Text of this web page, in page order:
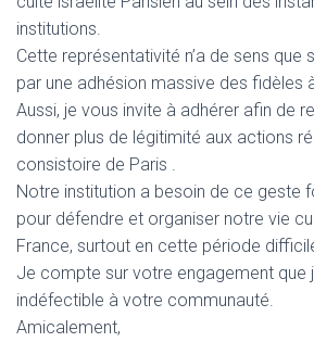
institutions.
Cette représentativité n’a de sens que
par une adhésion massive des fidèles
Aussi, je vous invite à adhérer afin de
donner plus de légitimité aux actions
consistoire de Paris .
Notre institution a besoin de ce geste
pour défendre et organiser notre vie
France, surtout en cette période
Je compte sur votre engagement que
indéfectible à votre communauté.
Amicalement,